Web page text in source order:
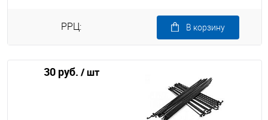
РРЦ:
30 руб. / шт
В корзину